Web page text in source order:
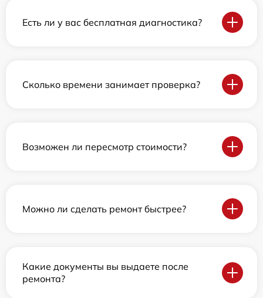
Есть ли у вас бесплатная диагностика?
Сколько времени занимает проверка?
Возможен ли пересмотр стоимости?
Можно ли сделать ремонт быстрее?
Какие документы вы выдаете после
ремонта?